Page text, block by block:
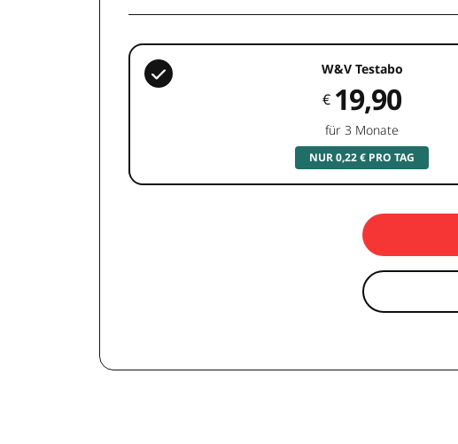
W&V Testabo
€ 19,90
für 3 Monate
NUR 0,22 € PRO TAG